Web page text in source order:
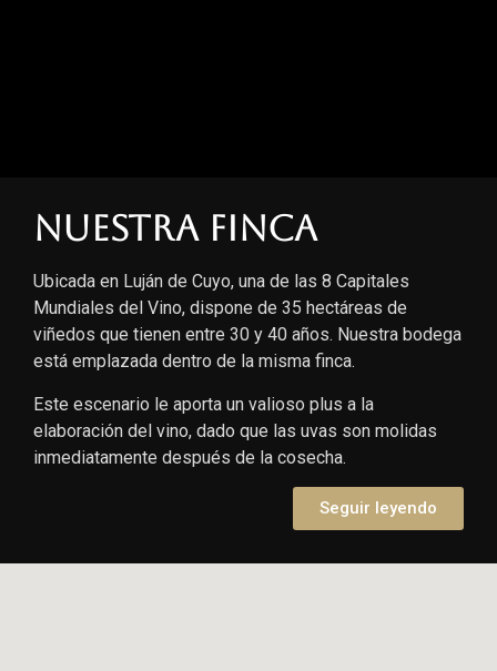
Nuestra finca
Ubicada en Luján de Cuyo, una de las 8 Capitales
Mundiales del Vino, dispone de 35 hectáreas de
viñedos que tienen entre 30 y 40 años. Nuestra bodega
está emplazada dentro de la misma finca.
Este escenario le aporta un valioso plus a la
elaboración del vino, dado que las uvas son molidas
inmediatamente después de la cosecha.
Seguir leyendo